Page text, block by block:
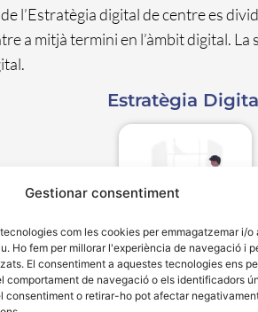
Gestionar consentiment
com les cookies per emmagatzemar i/o
Ho fem per millorar l'experiència de navegació i
El consentiment a aquestes tecnologies ens
comportament de navegació o els identificadors
consentiment o retirar-ho pot afectar
l’Estratègia digital de centre es
a mitjà termini en l’àmbit digital.
Estratègia